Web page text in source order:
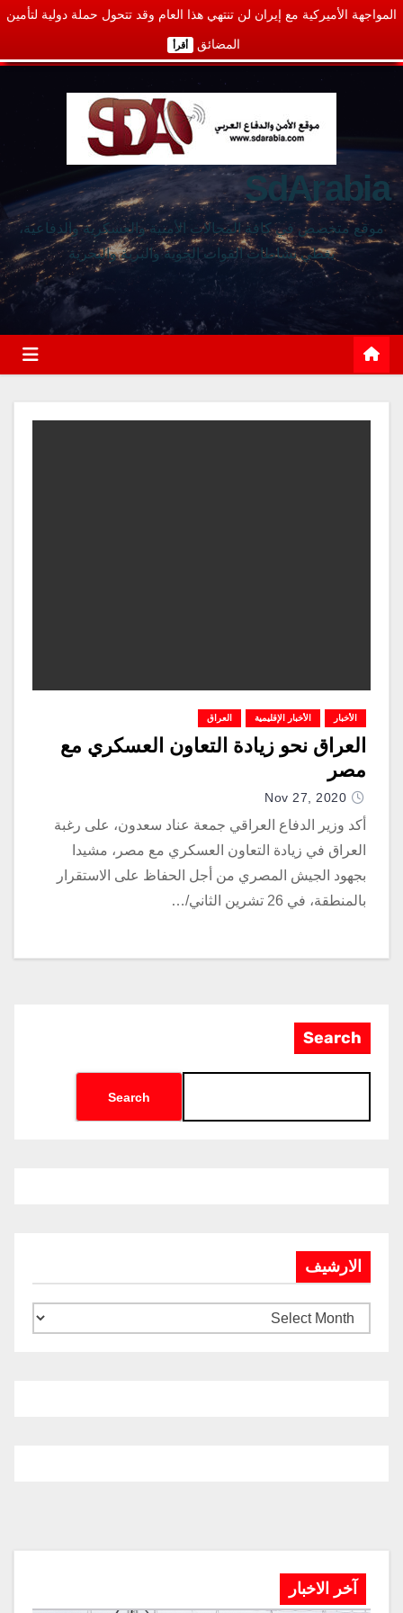
المواجهة الأميركية مع إيران لن تنتهي هذا العام وقد تتحول حملة دولية لتأمين
المضائق أقرأ
SdArabia
موقع متخصص في كافة المجالات الأمنية والعسكرية والدفاعية،
يغطي نشاطات القوات الجوية والبرية والبحرية
الأخبار الأخبار الإقليمية العراق
العراق نحو زيادة التعاون العسكري مع
مصر
Nov 27, 2020
أكد وزير الدفاع العراقي جمعة عناد سعدون، على رغبة
العراق في زيادة التعاون العسكري مع مصر، مشيدا
بجهود الجيش المصري من أجل الحفاظ على الاستقرار
بالمنطقة، في 26 تشرين الثاني/…
Search
Search
الارشيف
آخر الاخبار